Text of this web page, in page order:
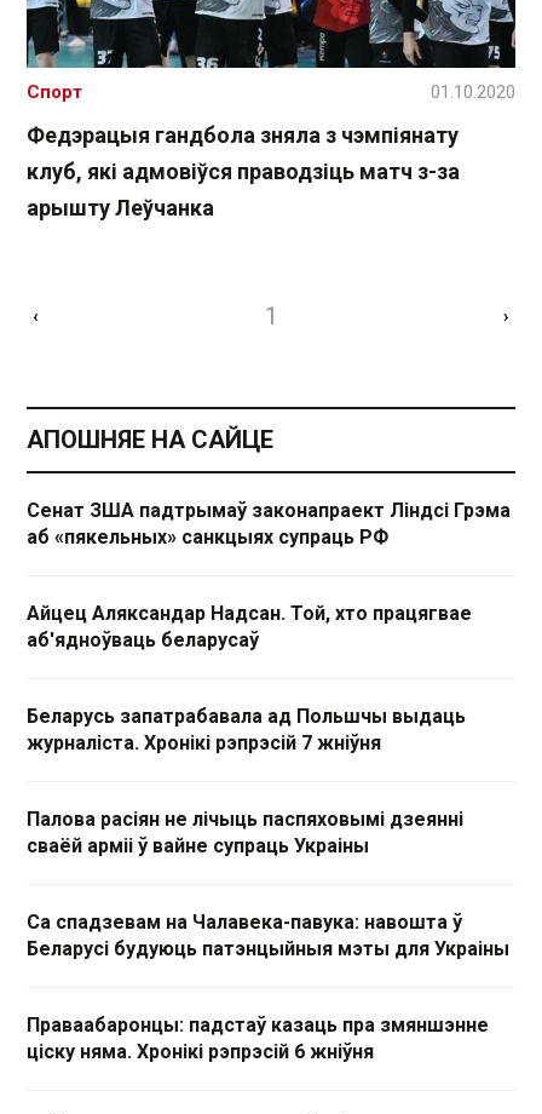
Федэрацыя гандбола зняла з чэмпіянату
клуб, які адмовіўся праводзіць матч з-за
арышту Леўчанка
Спорт 01.10.2020
‹ 1 ›
АПОШНЯЕ НА САЙЦЕ
Сенат ЗША падтрымаў законапраект Ліндсі Грэма
аб «пякельных» санкцыях супраць РФ
Айцец Аляксандар Надсан. Той, хто працягвае
аб'ядноўваць беларусаў
Беларусь запатрабавала ад Польшчы выдаць
журналіста. Хронікі рэпрэсій 7 жніўня
Палова расіян не лічыць паспяховымі дзеянні
сваёй арміі ў вайне супраць Украіны
Са спадзевам на Чалавека-павука: навошта ў
Беларусі будуюць патэнцыйныя мэты для Украіны
Праваабаронцы: падстаў казаць пра змяншэнне
ціску няма. Хронікі рэпрэсій 6 жніўня